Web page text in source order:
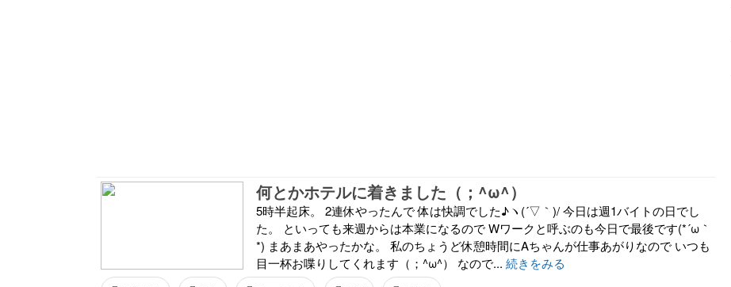
何とかホテルに着きました（；^ω^）
5時半起床。 2連休やったんで 体は快調でした♪ヽ(´▽｀)/ 今日は週1バイトの日でし
た。 といっても来週からは本業になるので Wワークと呼ぶのも今日で最後です(*´ω｀
*) まあまあやったかな。 私のちょうど休憩時間にAちゃんが仕事あがりなので いつも
目一杯お喋りしてくれます（；^ω^） なので... 続きをみる